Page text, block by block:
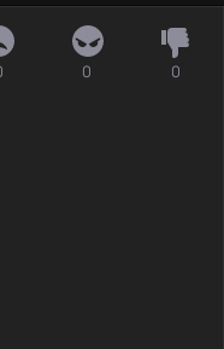
0 0